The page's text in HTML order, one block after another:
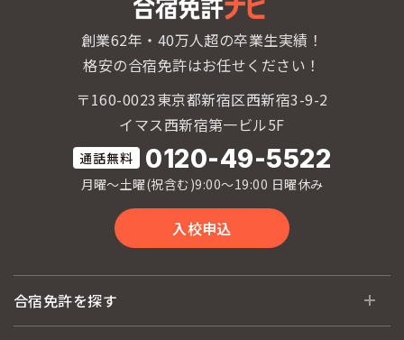
創業62年・40万人超の卒業生実績！
格安の合宿免許はお任せください！
〒160-0023東京都新宿区西新宿3-9-2
イマス西新宿第一ビル5F
0120-49-5522
月曜〜土曜(祝含む)9:00〜19:00 日曜休み
入校申込
合宿免許を探す